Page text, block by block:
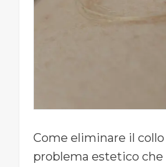
Come eliminare il
problema estetico che